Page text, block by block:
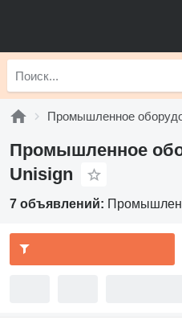
Промышленное
Промышленное
Unisign
7 объявлений: